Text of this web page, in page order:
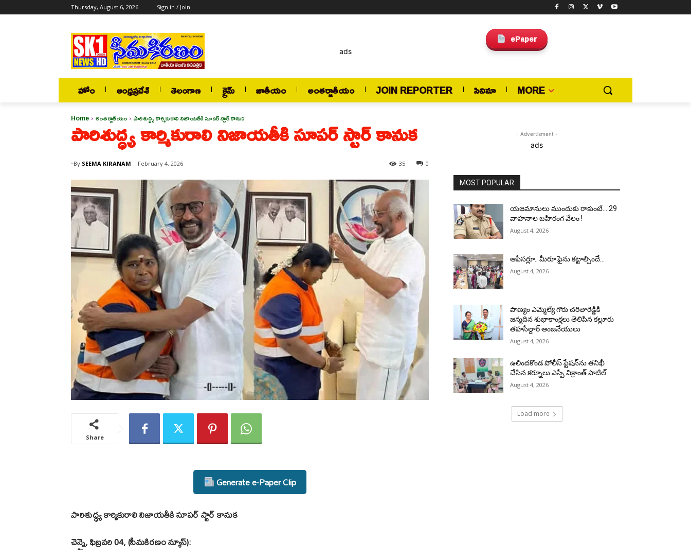
Thursday, August 6, 2026 Sign in / Join
ads
ePaper
హోం ఆంధ్రప్రదేశ్ తెలంగాణ క్రైమ్ జాతీయం అంతర్జాతీయం JOIN REPORTER సినిమా MORE
Home అంతర్జాతీయం పారిశుద్ధ్య కార్మికురాలి నిజాయతీకి సూపర్‌ స్టార్‌ కానుక
పారిశుద్ధ్య కార్మికురాలి నిజాయతీకి సూపర్‌ స్టార్‌ కానుక
By SEEMA KIRANAM February 4, 2026 0
35
Share
Generate e-Paper Clip
పారిశుద్ధ్య కార్మికురాలి నిజాయతీకి సూపర్‌ స్టార్‌ కానుక
చెన్నై, ఫిబ్రవరి 04, (సీమకిరణం న్యూస్):
- Advertisment -
ads
MOST POPULAR
యజమానులు ముందుకు రాకుంటే… 29
వాహనాల బహిరంగ వేలం !
August 4, 2026
ఆఫీసర్లూ.. మీరూ ఫైను కట్టాల్సిందే…
August 4, 2026
పాణ్యం ఎమ్మెల్యే గౌరు చరితారెడ్డికి
జన్మదిన శుభాకాంక్షలు తెలిపిన కల్లూరు
తహసీల్దార్ ఆంజనేయులు
August 4, 2026
ఉలిందకొండ పోలీస్ స్టేషన్‌ను తనిఖీ
చేసిన కర్నూలు ఎస్పీ విక్రాంత్ పాటిల్
August 4, 2026
Load more